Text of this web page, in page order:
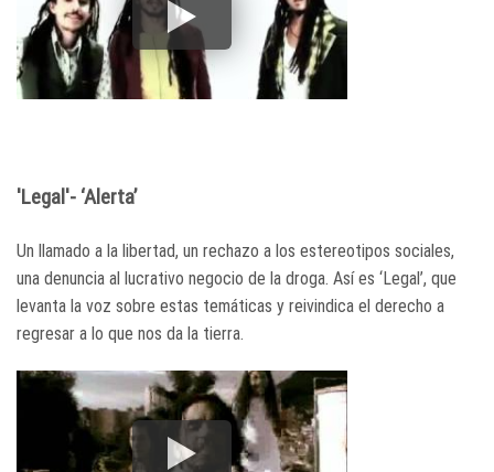
'Legal'- ‘Alerta’
Un llamado a la libertad, un rechazo a los estereotipos sociales,
una denuncia al lucrativo negocio de la droga. Así es ‘Legal’, que
levanta la voz sobre estas temáticas y reivindica el derecho a
regresar a lo que nos da la tierra.